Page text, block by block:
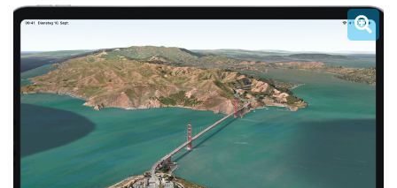
Podcast
Mac Life+
Anmelden